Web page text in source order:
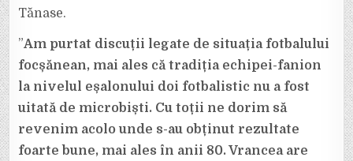
Tănase.
”Am purtat discuții legate de situația fotbalului
focșănean, mai ales că tradiția echipei-fanion
la nivelul eșalonului doi fotbalistic nu a fost
uitată de microbiști. Cu toții ne dorim să
revenim acolo unde s-au obținut rezultate
foarte bune, mai ales în anii 80. Vrancea are